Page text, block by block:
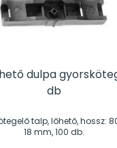
dulpa
db
talp, lőhető, hossz:
18 mm, 100 db.